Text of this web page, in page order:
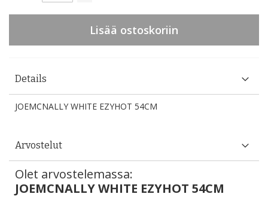
Lisää ostoskoriin
Details
JOEMCNALLY WHITE EZYHOT 54CM
Arvostelut
Olet arvostelemassa:
JOEMCNALLY WHITE EZYHOT 54CM